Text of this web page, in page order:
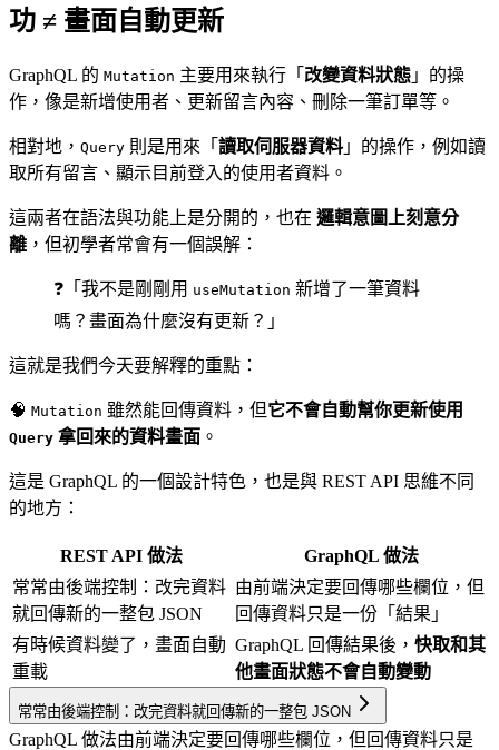
功 ≠ 畫面自動更新
GraphQL 的 Mutation 主要用來執行「 改變資料狀態 」的操
作，像是新增使用者、更新留言內容、刪除一筆訂單等。
相對地， Query 則是用來「 讀取伺服器資料 」的操作，例如讀
取所有留言、顯示目前登入的使用者資料。
這兩者在語法與功能上是分開的，也在 邏輯意圖上刻意分
離 ，但初學者常會有一個誤解：
❓「我不是剛剛用 useMutation 新增了一筆資料
嗎？畫面為什麼沒有更新？」
這就是我們今天要解釋的重點：
🧠 Mutation 雖然能回傳資料，但它不會自動幫你更新使用
Query 拿回來的資料畫面 。
這是 GraphQL 的一個設計特色，也是與 REST API 思維不同
的地方：
REST API 做法
GraphQL 做法
常常由後端控制：改完資料
就回傳新的一整包 JSON
由前端決定要回傳哪些欄位，但
回傳資料只是一份「結果」
有時候資料變了，畫面自動
重載
GraphQL 回傳結果後， 快取和其
他畫面狀態不會自動變動
常常由後端控制：改完資料就回傳新的一整包 JSON
GraphQL 做法由前端決定要回傳哪些欄位，但回傳資料只是